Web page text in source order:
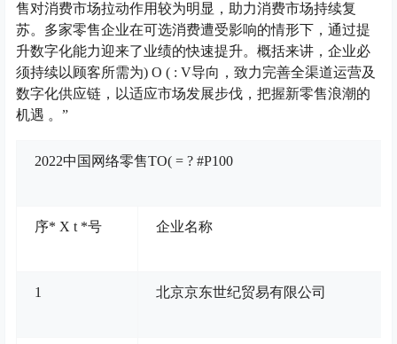
售对消费市场拉动作用较为明显，助力消费市场持续复
苏。多家零售企业在可选消费遭受影响的情形下，通过提
升数字化能力迎来了业绩的快速提升。概括来讲，企业必
须持续以顾客所需为) O ( : V导向，致力完善全渠道运营及
数字化供应链，以适应市场发展步伐，把握新零售浪潮的
机遇 。”
2022中国网络零售TO( = ? #P100
序* X t *号 企业名称
1 北京京东世纪贸易有限公司